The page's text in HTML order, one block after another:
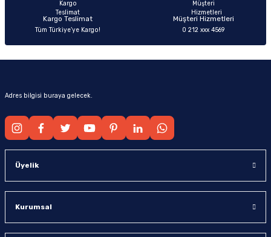
Kargo Teslimat
Tüm Türkiye’ye Kargo!
Müşteri Hizmetleri
0 212 xxx 4569
Adres bilgisi buraya gelecek.
Üyelik
Kurumsal